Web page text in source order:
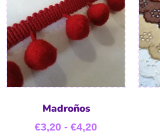
Madroños
€3,20 - €4,20